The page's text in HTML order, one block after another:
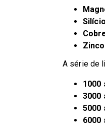
A série de
1000
3000
5000
6000